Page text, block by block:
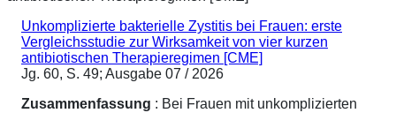
Unkomplizierte bakterielle Zystitis bei Frauen: erste
Vergleichsstudie zur Wirksamkeit von vier kurzen
antibiotischen Therapieregimen [CME]
Jg. 60, S. 49; Ausgabe 07 / 2026
Zusammenfassung : Bei Frauen mit unkomplizierten